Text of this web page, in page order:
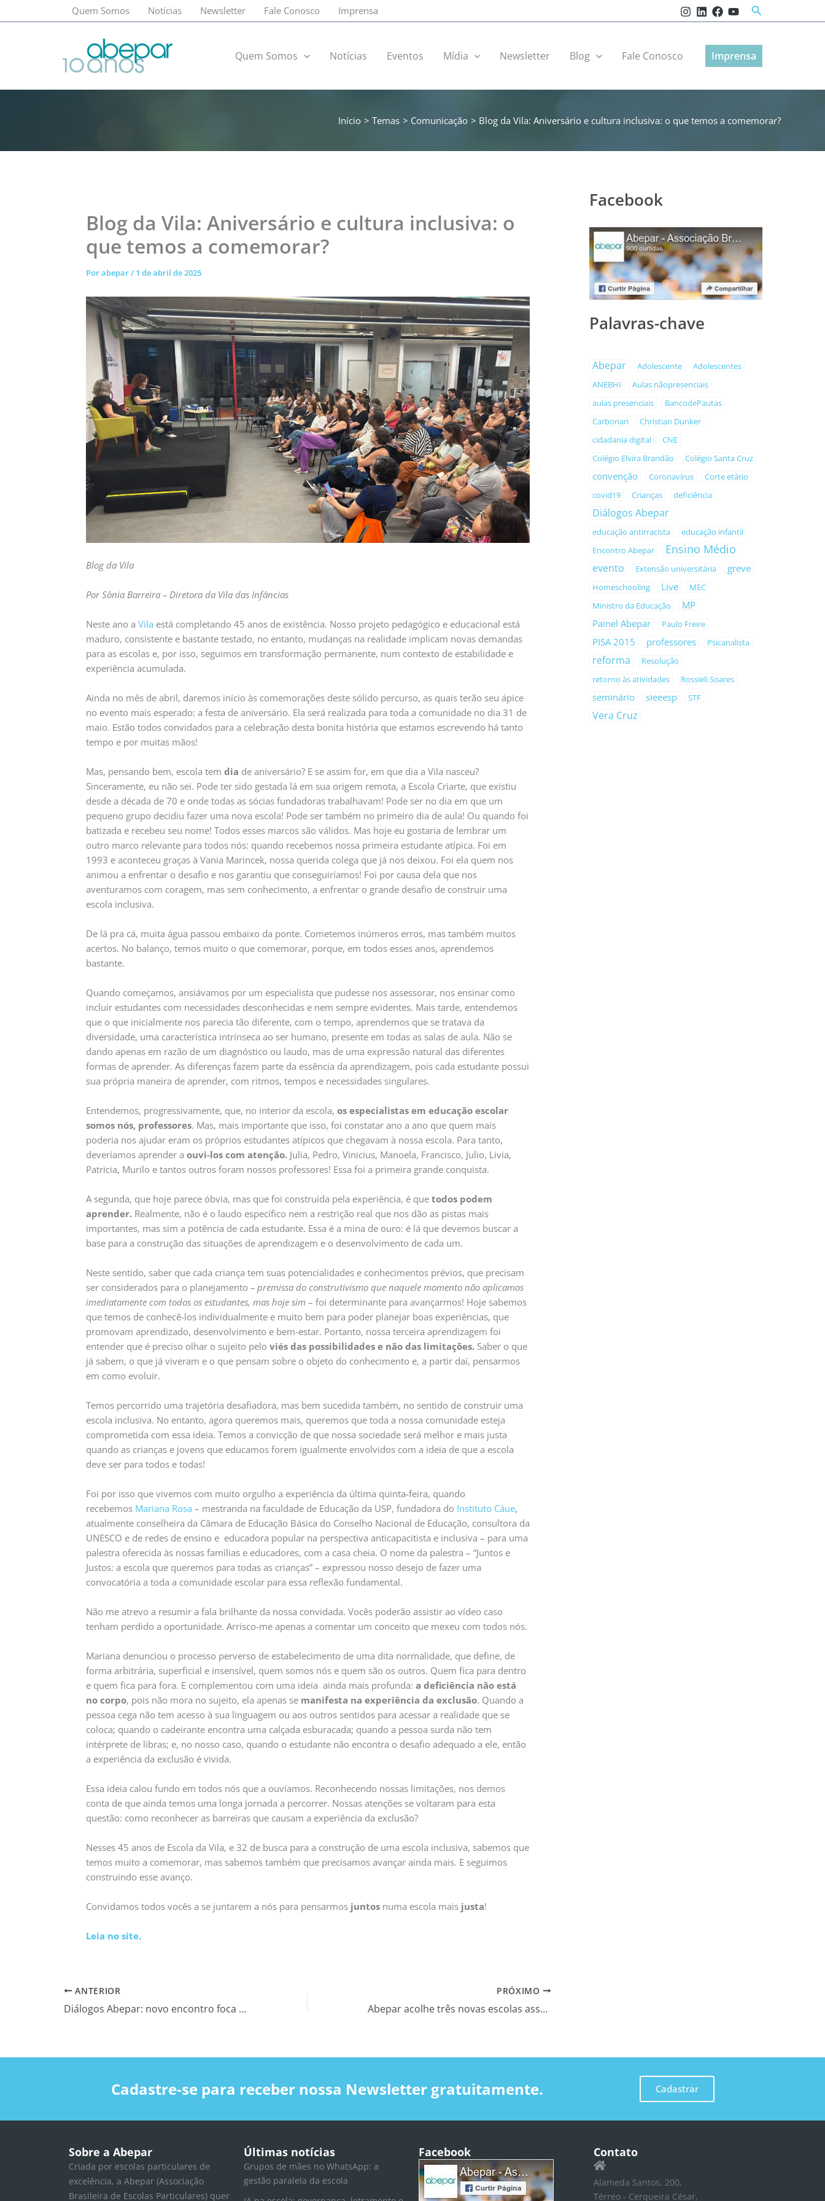
para
Quem Somos Notícias Newsletter Fale Conosco Imprensa Pesquisar
Quem Somos Notícias Eventos Mídia Newsletter Blog Fale Conosco Imprensa
Início Temas Comunicação Blog da Vila: Aniversário e cultura inclusiva: o que temos a comemorar?
Blog da Vila: Aniversário e cultura inclusiva: o
que temos a comemorar?
Porabepar/ 1 de abril de 2025
Blog da Vila
Por Sônia Barreira – Diretora da Vila das Infâncias
Neste ano a Vila está completando 45 anos de existência. Nosso projeto pedagógico e educacional está
maduro, consistente e bastante testado, no entanto, mudanças na realidade implicam novas demandas
para as escolas e, por isso, seguimos em transformação permanente, num contexto de estabilidade e
experiência acumulada.
Ainda no mês de abril, daremos início às comemorações deste sólido percurso, as quais terão seu ápice
no evento mais esperado: a festa de aniversário. Ela será realizada para toda a comunidade no dia 31 de
maio. Estão todos convidados para a celebração desta bonita história que estamos escrevendo há tanto
tempo e por muitas mãos!
Mas, pensando bem, escola tem dia de aniversário? E se assim for, em que dia a Vila nasceu?
Sinceramente, eu não sei. Pode ter sido gestada lá em sua origem remota, a Escola Criarte, que existiu
desde a década de 70 e onde todas as sócias fundadoras trabalhavam! Pode ser no dia em que um
pequeno grupo decidiu fazer uma nova escola! Pode ser também no primeiro dia de aula! Ou quando foi
batizada e recebeu seu nome! Todos esses marcos são válidos. Mas hoje eu gostaria de lembrar um
outro marco relevante para todos nós: quando recebemos nossa primeira estudante atípica. Foi em
1993 e aconteceu graças à Vania Marincek, nossa querida colega que já nos deixou. Foi ela quem nos
animou a enfrentar o desafio e nos garantiu que conseguiríamos! Foi por causa dela que nos
aventuramos com coragem, mas sem conhecimento, a enfrentar o grande desafio de construir uma
escola inclusiva.
De lá pra cá, muita água passou embaixo da ponte. Cometemos inúmeros erros, mas também muitos
acertos. No balanço, temos muito o que comemorar, porque, em todos esses anos, aprendemos
bastante.
Quando começamos, ansiávamos por um especialista que pudesse nos assessorar, nos ensinar como
incluir estudantes com necessidades desconhecidas e nem sempre evidentes. Mais tarde, entendemos
que o que inicialmente nos parecia tão diferente, com o tempo, aprendemos que se tratava da
diversidade, uma característica intrínseca ao ser humano, presente em todas as salas de aula. Não se
dando apenas em razão de um diagnóstico ou laudo, mas de uma expressão natural das diferentes
formas de aprender. As diferenças fazem parte da essência da aprendizagem, pois cada estudante possui
sua própria maneira de aprender, com ritmos, tempos e necessidades singulares.
Entendemos, progressivamente, que, no interior da escola, os especialistas em educação escolar
somos nós, professores. Mas, mais importante que isso, foi constatar ano a ano que quem mais
poderia nos ajudar eram os próprios estudantes atípicos que chegavam à nossa escola. Para tanto,
deveríamos aprender a ouvi-los com atenção. Julia, Pedro, Vinicius, Manoela, Francisco, Julio, Livia,
Patricia, Murilo e tantos outros foram nossos professores! Essa foi a primeira grande conquista.
A segunda, que hoje parece óbvia, mas que foi construída pela experiência, é que todos podem
aprender.Realmente, não é o laudo específico nem a restrição real que nos dão as pistas mais
importantes, mas sim a potência de cada estudante. Essa é a mina de ouro: é lá que devemos buscar a
base para a construção das situações de aprendizagem e o desenvolvimento de cada um.
Neste sentido, saber que cada criança tem suas potencialidades e conhecimentos prévios, que precisam
ser considerados para o planejamento – premissa do construtivismo que naquele momento não aplicamos
imediatamente com todos os estudantes, mas hoje sim – foi determinante para avançarmos! Hoje sabemos
que temos de conhecê-los individualmente e muito bem para poder planejar boas experiências, que
promovam aprendizado, desenvolvimento e bem-estar. Portanto, nossa terceira aprendizagem foi
entender que é preciso olhar o sujeito pelo viés das possibilidades e não das limitações. Saber o que
já sabem, o que já viveram e o que pensam sobre o objeto do conhecimento e, a partir daí, pensarmos
em como evoluir.
Temos percorrido uma trajetória desafiadora, mas bem sucedida também, no sentido de construir uma
escola inclusiva. No entanto, agora queremos mais, queremos que toda a nossa comunidade esteja
comprometida com essa ideia. Temos a convicção de que nossa sociedade será melhor e mais justa
quando as crianças e jovens que educamos forem igualmente envolvidos com a ideia de que a escola
deve ser para todos e todas!
Foi por isso que vivemos com muito orgulho a experiência da última quinta-feira, quando
recebemos Mariana Rosa – mestranda na faculdade de Educação da USP, fundadora do Instituto Cáue,
atualmente conselheira da Câmara de Educação Básica do Conselho Nacional de Educação, consultora da
UNESCO e de redes de ensino e educadora popular na perspectiva anticapacitista e inclusiva – para uma
palestra oferecida às nossas famílias e educadores, com a casa cheia. O nome da palestra – “Juntos e
Justos: a escola que queremos para todas as crianças” – expressou nosso desejo de fazer uma
convocatória a toda a comunidade escolar para essa reflexão fundamental.
Não me atrevo a resumir a fala brilhante da nossa convidada. Vocês poderão assistir ao vídeo caso
tenham perdido a oportunidade. Arrisco-me apenas a comentar um conceito que mexeu com todos nós.
Mariana denunciou o processo perverso de estabelecimento de uma dita normalidade, que define, de
forma arbitrária, superficial e insensível, quem somos nós e quem são os outros. Quem fica para dentro
e quem fica para fora. E complementou com uma ideia ainda mais profunda: a deficiência não está
no corpo, pois não mora no sujeito, ela apenas se manifesta na experiência da exclusão. Quando a
pessoa cega não tem acesso à sua linguagem ou aos outros sentidos para acessar a realidade que se
coloca; quando o cadeirante encontra uma calçada esburacada; quando a pessoa surda não tem
intérprete de libras; e, no nosso caso, quando o estudante não encontra o desafio adequado a ele, então
a experiência da exclusão é vivida.
Essa ideia calou fundo em todos nós que a ouvíamos. Reconhecendo nossas limitações, nos demos
conta de que ainda temos uma longa jornada a percorrer. Nossas atenções se voltaram para esta
questão: como reconhecer as barreiras que causam a experiência da exclusão?
Nesses 45 anos de Escola da Vila, e 32 de busca para a construção de uma escola inclusiva, sabemos que
temos muito a comemorar, mas sabemos também que precisamos avançar ainda mais. E seguimos
construindo esse avanço.
Convidamos todos vocês a se juntarem a nós para pensarmosjuntosnuma escola mais justa!
Leia no site.
ANTERIOR
Diálogos Abepar: novo encontro foca em prevenção e gestão de crises
PRÓXIMO
Abepar acolhe três novas escolas associadas
Facebook
Palavras-chave
Abepar Adolescente
Adolescentes
ANEBHI
Aulas nãopresenciais
aulas presenciais
BancodePautas
Carbonari
Christian Dunker
cidadania digital
CNE
Colégio Elvira Brandão
Colégio Santa Cruz
convenção Coronavírus
Corte etário
covid19
Crianças deficiência
Diálogos Abepar
educação antirracista
educação infantil
Encontro Abepar
Ensino Médio
evento Extensão universitária greve
Homeschooling Live
MEC
Ministro da Educação
MP
Painel Abepar
Paulo Freire
PISA 2015 professores Psicanalista
reforma
Resolução
retorno às atividades
Rossieli Soares
seminário sieeesp STF
Vera Cruz
Cadastre-se para receber nossa Newsletter gratuitamente. Cadastrar
Sobre a Abepar
Criada por escolas particulares de
excelência, a Abepar (Associação
Brasileira de Escolas Particulares) quer
Últimas notícias
Grupos de mães no WhatsApp: a
gestão paralela da escola
Facebook Contato
Alameda Santos, 200,
Térreo - Cerqueira César,